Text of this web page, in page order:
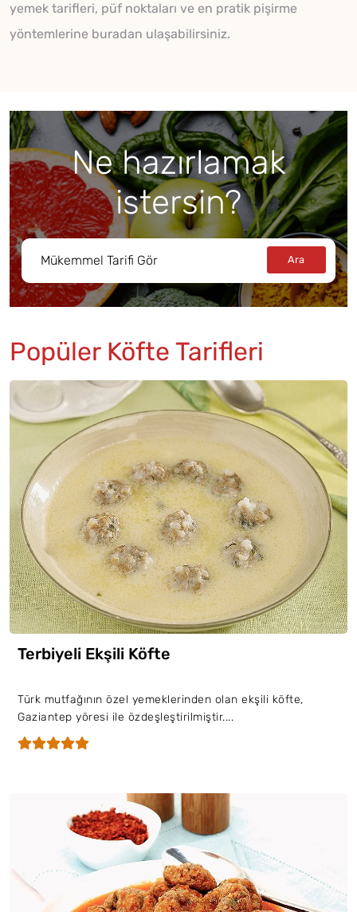
yemek tarifleri, püf noktaları ve en pratik pişirme
yöntemlerine buradan ulaşabilirsiniz.
Ne hazırlamak
istersin?
Popüler Köfte Tarifleri
Terbiyeli Ekşili Köfte
Türk mutfağının özel yemeklerinden olan ekşili köfte,
Gaziantep yöresi ile özdeşleştirilmiştir....